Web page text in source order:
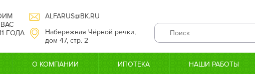
ГОДА
ALFARUS@BK.RU
Набережная Чёрной речки,
дом 47, стр. 2
О КОМПАНИИ ИПОТЕКА НАШИ РАБОТЫ